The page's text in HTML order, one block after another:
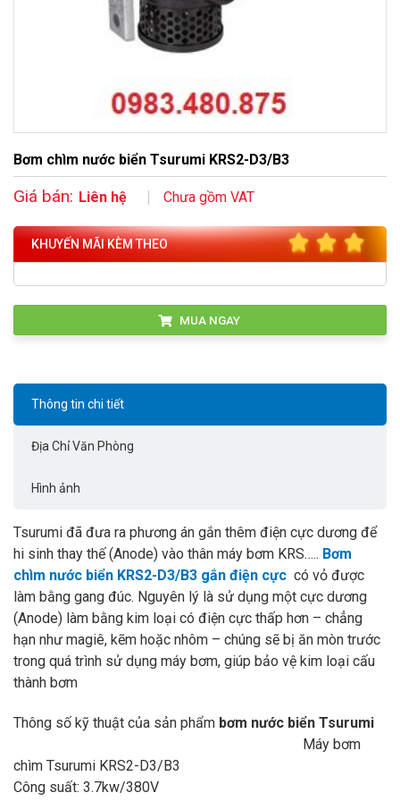
Bơm chìm nước biển Tsurumi KRS2-D3/B3
Giá bán: Liên hệ Chưa gồm VAT
KHUYẾN MÃI KÈM THEO
MUA NGAY
Thông tin chi tiết
Địa Chỉ Văn Phòng
Hình ảnh
Tsurumi đã đưa ra phương án gắn thêm điện cực dương để
hi sinh thay thế (Anode) vào thân máy bơm KRS….. Bơm
chìm nước biển KRS2-D3/B3 gắn điện cực có vỏ được
làm bằng gang đúc. Nguyên lý là sử dụng một cực dương
(Anode) làm bằng kim loại có điện cực thấp hơn – chẳng
hạn như magiê, kẽm hoặc nhôm – chúng sẽ bị ăn mòn trước
trong quá trình sử dụng máy bơm, giúp bảo vệ kim loại cấu
thành bơm
Thông số kỹ thuật của sản phẩm bơm nước biển Tsurumi
Máy bơm
chìm Tsurumi KRS2-D3/B3
Công suất: 3.7kw/380V